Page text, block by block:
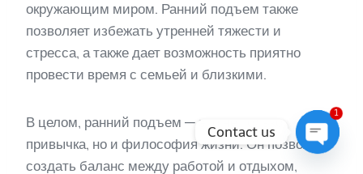
окружающим миром. Ранний подъем также
позволяет избежать утренней тяжести и
стресса, а также дает возможность приятно
провести время с семьей и близкими.
В целом, ранний подъем — это не только
привычка, но и философия жизни. Он позволяет
создать баланс между работой и отдыхом,
Contact us
1